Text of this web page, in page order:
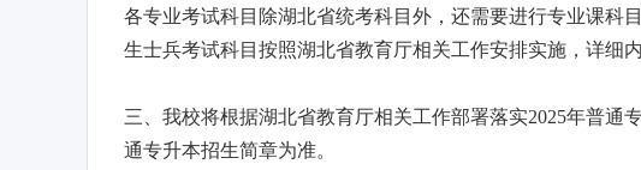
各专业考试科目除湖北省统考科目外，还需要进行专业课科
生士兵考试科目按照湖北省教育厅相关工作安排实施，详细
三、我校将根据湖北省教育厅相关工作部署落实2025年普通
通专升本招生简章为准。